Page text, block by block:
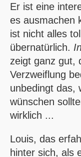
Er ist eine
es ausmachen
ist nicht alles
übernatürlich.
zeigt ganz gut,
Verzweiflung
unbedingt das,
wünschen
wirklich ...
Louis, das
hinter sich, als